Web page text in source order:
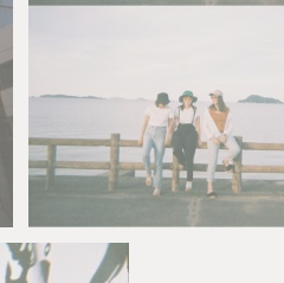
Kasshy 2 0